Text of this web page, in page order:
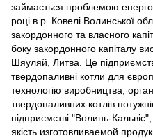
займається проблемою
році в р. Ковелі Волинської
закордонного та власного
боку закордонного капіталу
Шяуляй, Литва. Це
твердопаливні котли для
технологію виробництва,
твердопаливних котлів
підприємстві "Волинь-
якість изготовливаемой